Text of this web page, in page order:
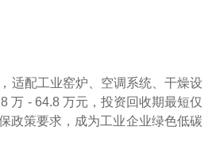
适配工业窑炉、空调系统、干燥设
万 - 64.8 万元，投资回收期最短仅
政策要求，成为工业企业绿色低碳